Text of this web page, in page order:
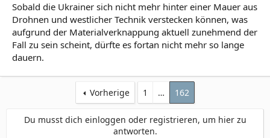
Sobald die Ukrainer sich nicht mehr hinter einer Mauer aus
Drohnen und westlicher Technik verstecken können, was
aufgrund der Materialverknappung aktuell zunehmend der
Fall zu sein scheint, dürfte es fortan nicht mehr so lange
dauern.
Vorherige 1 … 162
Du musst dich einloggen oder registrieren, um hier zu
antworten.